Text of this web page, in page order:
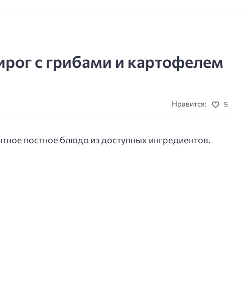
с грибами и картофелем
Нравится: 5
постное блюдо из доступных ингредиентов.